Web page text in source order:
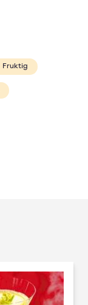
Fruktig